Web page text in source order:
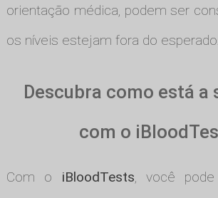
orientação médica, podem ser
os níveis estejam fora do esperado.
Descubra como está a
com o
Com o iBloodTests, você